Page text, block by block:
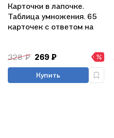
Карточки в лапочке.
Таблица умножения. 65
карточек с ответом на
328 ₽ 269 ₽
Купить